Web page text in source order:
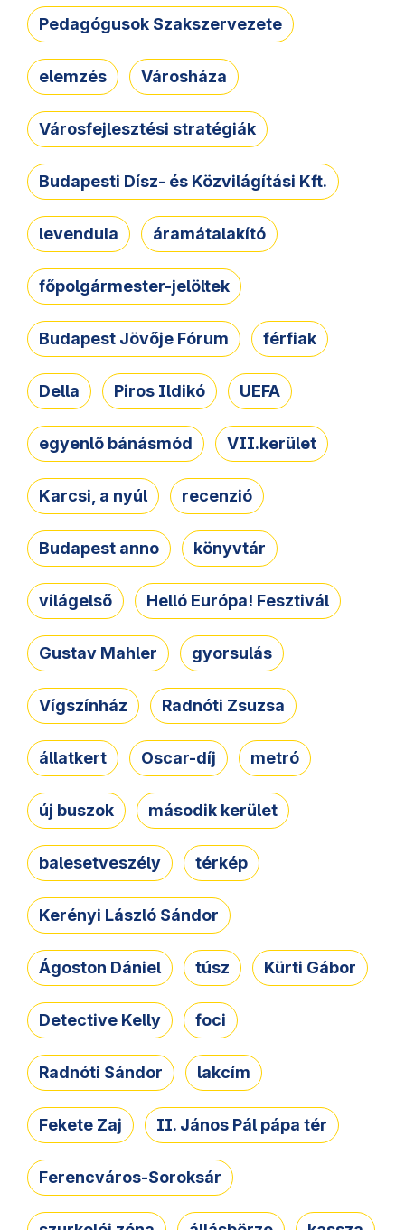
Pedagógusok Szakszervezete
elemzés Városháza
Városfejlesztési stratégiák
Budapesti Dísz- és Közvilágítási Kft.
levendula áramátalakító
főpolgármester-jelöltek
Budapest Jövője Fórum férfiak
Della Piros Ildikó UEFA
egyenlő bánásmód VII.kerület
Karcsi, a nyúl recenzió
Budapest anno könyvtár
világelső Helló Európa! Fesztivál
Gustav Mahler gyorsulás
Vígszínház Radnóti Zsuzsa
állatkert Oscar-díj metró
új buszok második kerület
balesetveszély térkép
Kerényi László Sándor
Ágoston Dániel túsz Kürti Gábor
Detective Kelly foci
Radnóti Sándor lakcím
Fekete Zaj II. János Pál pápa tér
Ferencváros-Soroksár